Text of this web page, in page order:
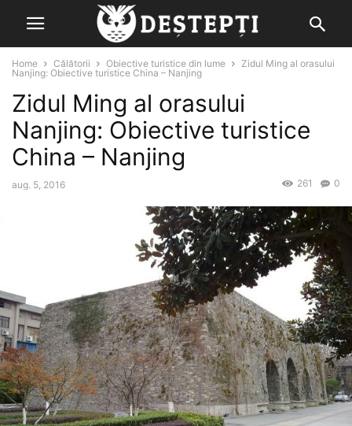
Home Călătorii Obiective turistice din lume
Zidul Ming al orasului
Nanjing: Obiective turistice China – Nanjing
Zidul Ming al orasului
Nanjing: Obiective turistice
China – Nanjing
aug. 5, 2016 0
261